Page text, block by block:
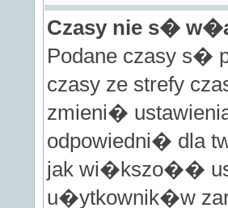
Czasy nie s�
Podane czasy s�
czasy ze strefy
zmieni�
odpowiedni� dla
jak wi�kszo��
u�ytkownik�w